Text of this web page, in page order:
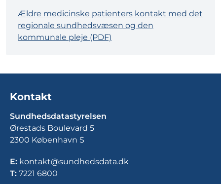
Ældre medicinske patienters kontakt med det
regionale sundhedsvæsen og den
kommunale pleje (PDF)
Kontakt
Sundhedsdatastyrelsen
Ørestads Boulevard 5
2300 København S
E: kontakt@sundhedsdata.dk
T: 7221 6800